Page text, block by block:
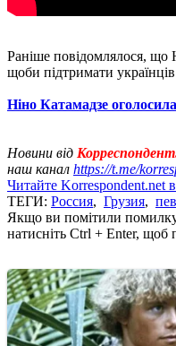
Раніше повідомлялося, що
щоби підтримати
Ніно Катамадзе
Новини від
наш канал https://t.me/
Читайте Korrespondent.net
ТЕГИ: Россия, Грузия,
Якщо ви помітили помилку,
натисніть Ctrl + Enter, щоб